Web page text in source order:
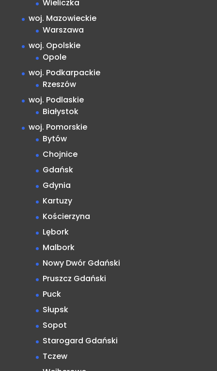
Wieliczka
woj. Mazowieckie
Warszawa
woj. Opolskie
Opole
woj. Podkarpackie
Rzeszów
woj. Podlaskie
Białystok
woj. Pomorskie
Bytów
Chojnice
Gdańsk
Gdynia
Kartuzy
Kościerzyna
Lębork
Malbork
Nowy Dwór Gdański
Pruszcz Gdański
Puck
Słupsk
Sopot
Starogard Gdański
Tczew